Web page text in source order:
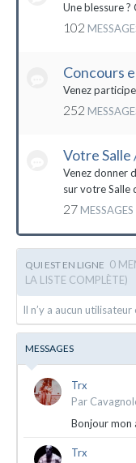
Une blessure ?
102
Concours
Venez
252
Votre Salle
Venez donner
sur votre Salle
27 MESSAGES
QUI EST EN LIGNE 0
LA LISTE COMPLÈTE)
Il n’y a aucun
MESSAGES
Trx
Par
Bonjour mon
Trx